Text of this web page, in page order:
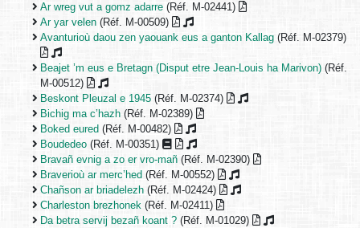
Ar wreg vut a gomz adarre (Réf. M-02441)
Ar yar velen (Réf. M-00509)
Avanturioù daou zen yaouank eus a ganton Kallag (Réf. M-02379)
Beajet ’m eus e Bretagn (Disput etre Jean-Louis ha Marivon) (Réf.
M-00512)
Beskont Pleuzal e 1945 (Réf. M-02374)
Bichig ma c’hazh (Réf. M-02389)
Boked eured (Réf. M-00482)
Boudedeo (Réf. M-00351)
Bravañ evnig a zo er vro-mañ (Réf. M-02390)
Braverioù ar merc’hed (Réf. M-00552)
Chañson ar briadelezh (Réf. M-02424)
Charleston brezhonek (Réf. M-02411)
Da betra servij bezañ koant ? (Réf. M-01029)